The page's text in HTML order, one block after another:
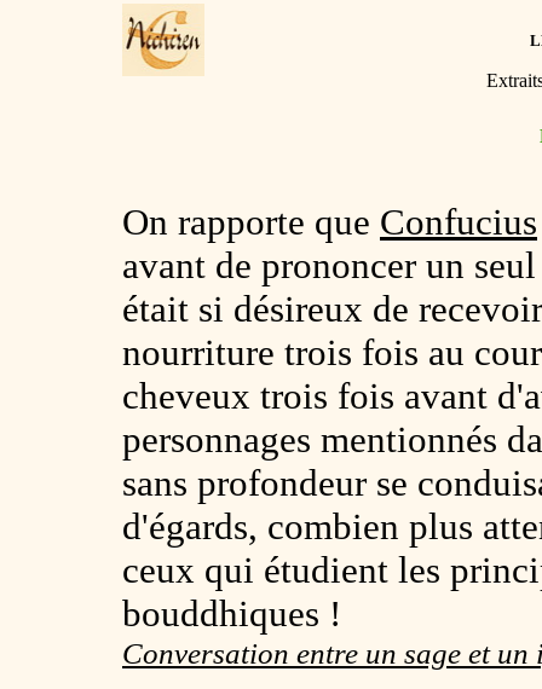
On rapporte que Confucius
avant de prononcer un
était si désireux de
nourriture trois fois au
cheveux trois fois avant
personnages mentionnés
sans profondeur se
d'égards, combien plus
ceux qui étudient les
bouddhiques !
Conversation entre un sage et